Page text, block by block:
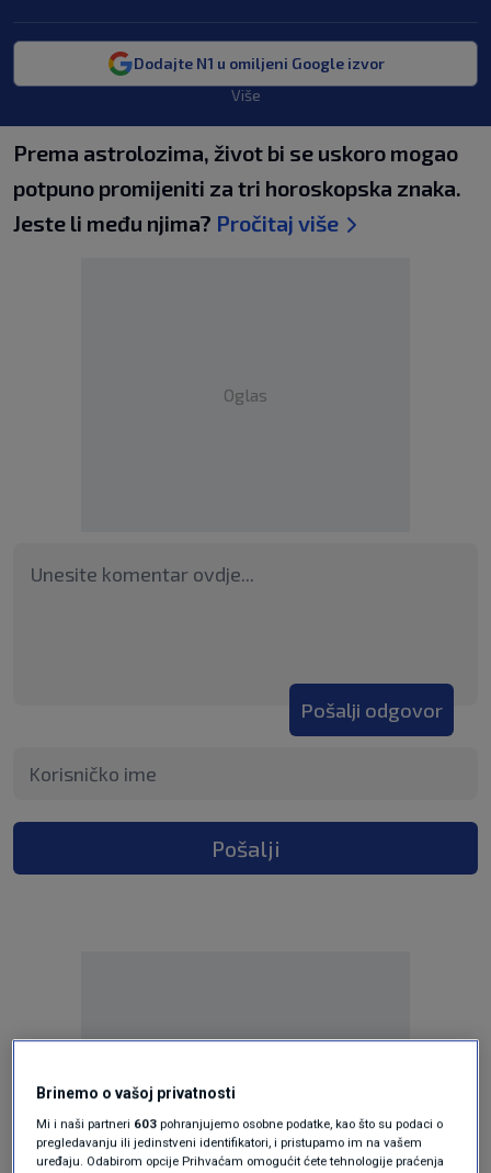
Dodajte N1 u omiljeni Google izvor
Više
Prema astrolozima, život bi se uskoro mogao
potpuno promijeniti za tri horoskopska znaka.
Jeste li među njima? Pročitaj više
Oglas
Pošalji odgovor
Pošalji
Oglas
Brinemo o vašoj privatnosti
Mi i naši partneri 603 pohranjujemo osobne podatke, kao što su podaci o
pregledavanju ili jedinstveni identifikatori, i pristupamo im na vašem
uređaju. Odabirom opcije Prihvaćam omogućit ćete tehnologije praćenja